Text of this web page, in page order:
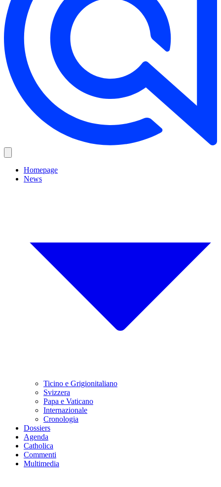
Homepage
News
Ticino e Grigionitaliano
Svizzera
Papa e Vaticano
Internazionale
Cronologia
Dossiers
Agenda
Catholica
Commenti
Multimedia